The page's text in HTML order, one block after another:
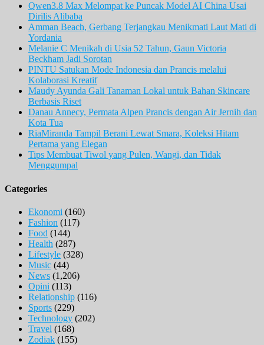
Qwen3.8 Max Melompat ke Puncak Model AI China Usai
Dirilis Alibaba
Amman Beach, Gerbang Terjangkau Menikmati Laut Mati di
Yordania
Melanie C Menikah di Usia 52 Tahun, Gaun Victoria
Beckham Jadi Sorotan
PINTU Satukan Mode Indonesia dan Prancis melalui
Kolaborasi Kreatif
Maudy Ayunda Gali Tanaman Lokal untuk Bahan Skincare
Berbasis Riset
Danau Annecy, Permata Alpen Prancis dengan Air Jernih dan
Kota Tua
RiaMiranda Tampil Berani Lewat Smara, Koleksi Hitam
Pertama yang Elegan
Tips Membuat Tiwol yang Pulen, Wangi, dan Tidak
Menggumpal
Categories
Ekonomi (160)
Fashion (117)
Food (144)
Health (287)
Lifestyle (328)
Music (44)
News (1,206)
Opini (113)
Relationship (116)
Sports (229)
Technology (202)
Travel (168)
Zodiak (155)